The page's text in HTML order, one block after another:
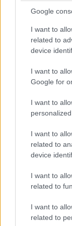
Google
I want to
related to
device
I want to
Google for
I want to
I want to
related to
device
I want to
related to
I want to
related to
[...]
Αν δεν
μακρια απο το
προβλημα
Απαντήστε